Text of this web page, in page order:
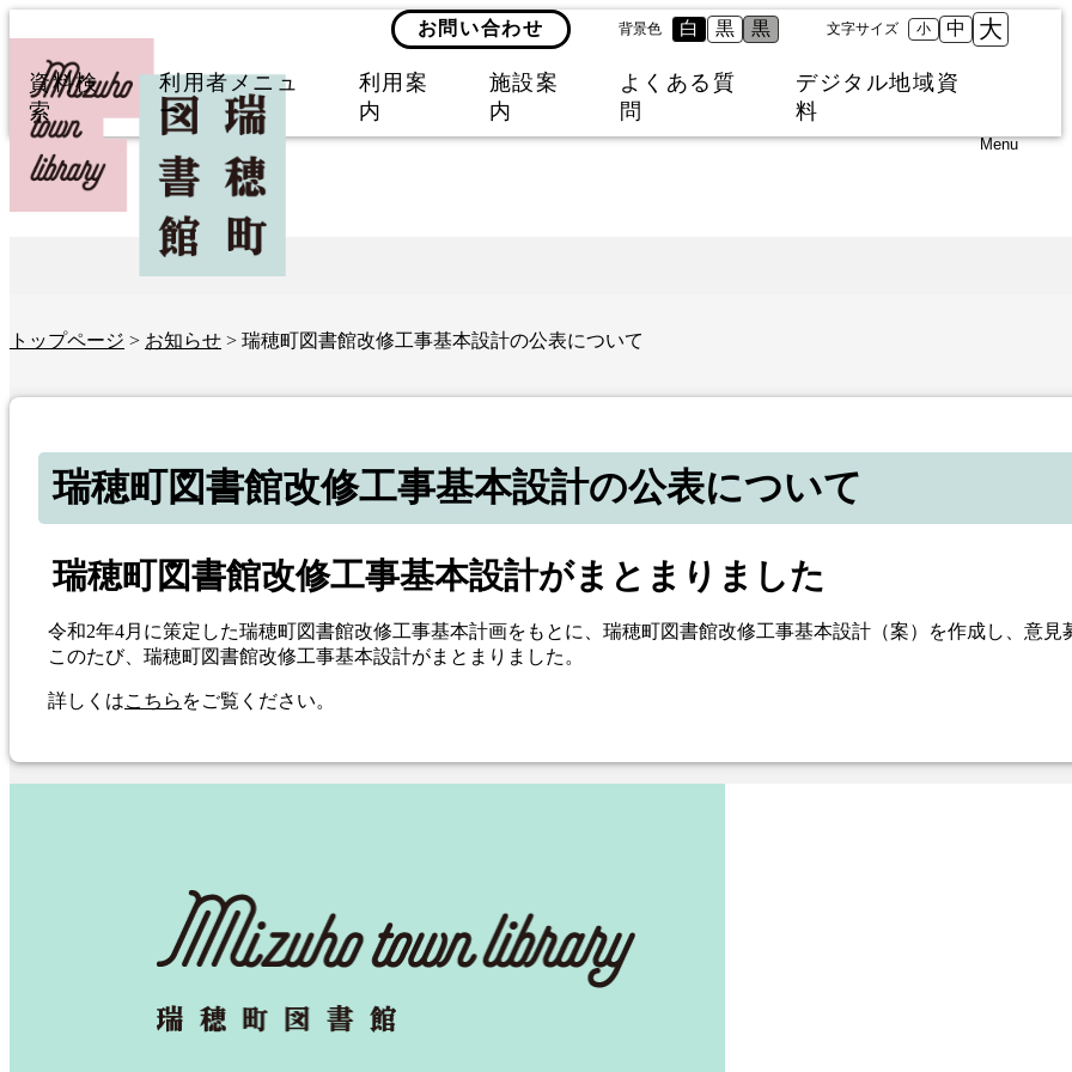
お問い合わせ 背景色 白 黒 黒 文字サイズ 小 中 大
資料検
索
利用者メニュ
ー
利用案
内
施設案
内
よくある質
問
デジタル地域資
料
Menu
トップページ > お知らせ > 瑞穂町図書館改修工事基本設計の公表について
瑞穂町図書館改修工事基本設計の公表について
瑞穂町図書館改修工事基本設計がまとまりました
令和2年4月に策定した瑞穂町図書館改修工事基本計画をもとに、瑞穂町図書館改修工事基本設計（案）を作成し、意見
このたび、瑞穂町図書館改修工事基本設計がまとまりました。
詳しくはこちら をご覧ください。